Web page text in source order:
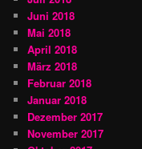
Juni 2018
Mai 2018
April 2018
März 2018
Februar 2018
Januar 2018
Dezember 2017
November 2017